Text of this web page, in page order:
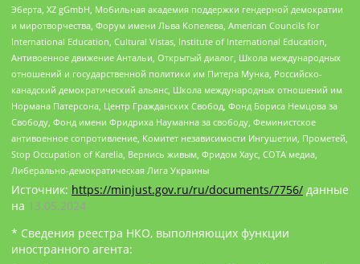
Эберта, XZ gGmbH, Мобильная академия поддержки гендерной демократии
и миротворчества, Форум имени Льва Копелева, American Councils for
International Education, Cultural Vistas, Institute of International Education,
Антивоенное движение Антальи, Открытый диалог, Школа международных
отношений и государственной политики им Питера Мунка, Российско-
канадский демократический альянс, Школа международных отношений им
Нормана Патерсона, Центр Гражданских Свобод, Фонд Бориса Немцова за
Свободу, Фонд имени Фридриха Науманна за свободу, Феминистское
антивоенное сопротивление, Комитет независимости Ингушетии, Прометей,
Stop Occupation of Karelia, Вернись живым, Фридом Хаус, СОТА медиа,
Либерально-демократическая Лига Украины
Источник: https://minjust.gov.ru/ru/documents/7756/ данные
на 13.05.2024
* Сведения реестра НКО, выполняющих функции
иностранного агента: